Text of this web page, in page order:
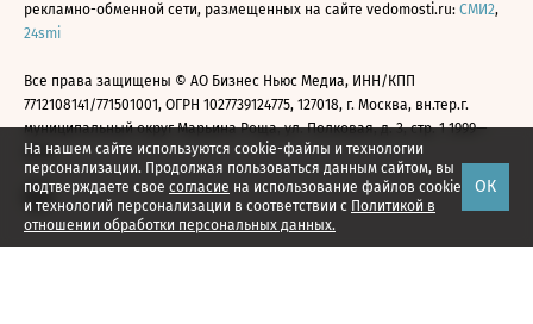
На нашем сайте используются cookie-файлы и технологии
персонализации. Продолжая пользоваться данным сайтом, вы
подтверждаете свое согласие на использование файлов cookie
и технологий персонализации в соответствии с Политикой в
отношении обработки персональных данных.
ОК
рекламно-обменной сети, размещенных на сайте vedomosti.ru: СМИ2,
24smi
Все права защищены © АО Бизнес Ньюс Медиа, ИНН/КПП
7712108141/771501001, ОГРН 1027739124775, 127018, г. Москва, вн.тер.г.
муниципальный округ Марьина Роща, ул. Полковая, д. 3, стр. 1 1999—
2026